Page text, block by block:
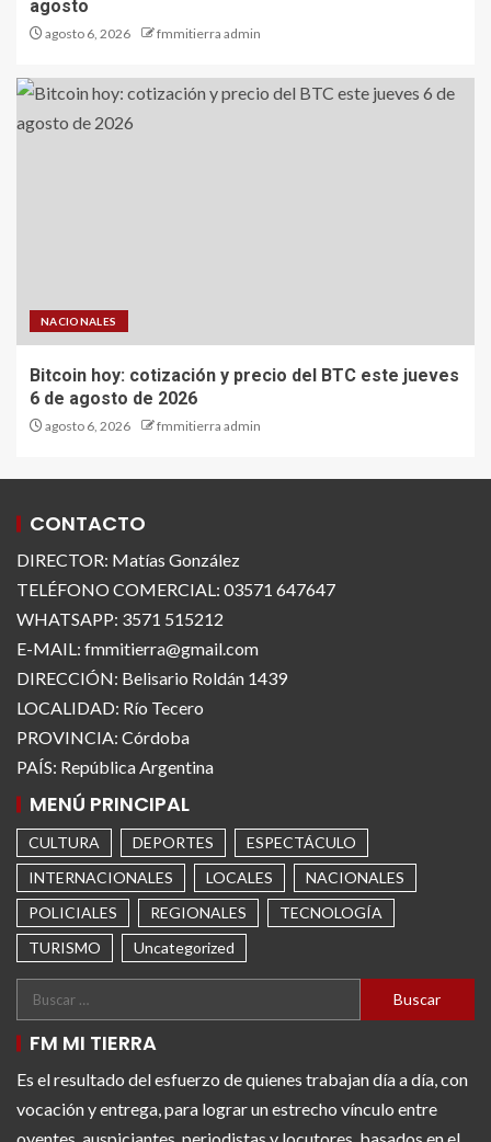
agosto
agosto 6, 2026 fmmitierra admin
NACIONALES
Bitcoin hoy: cotización y precio del BTC este jueves
6 de agosto de 2026
agosto 6, 2026 fmmitierra admin
CONTACTO
DIRECTOR: Matías González
TELÉFONO COMERCIAL: 03571 647647
WHATSAPP: 3571 515212
E-MAIL: fmmitierra@gmail.com
DIRECCIÓN: Belisario Roldán 1439
LOCALIDAD: Río Tecero
PROVINCIA: Córdoba
PAÍS: República Argentina
MENÚ PRINCIPAL
CULTURA DEPORTES
ESPECTÁCULO
INTERNACIONALES
LOCALES
NACIONALES
POLICIALES
REGIONALES
TECNOLOGÍA
TURISMO
Uncategorized
FM MI TIERRA
Es el resultado del esfuerzo de quienes trabajan día a día, con
vocación y entrega, para lograr un estrecho vínculo entre